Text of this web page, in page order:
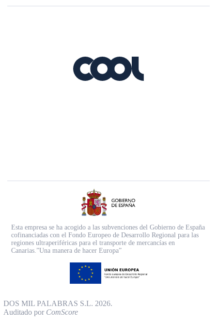
Esta empresa se ha acogido a las subvenciones del Gobierno de España
cofinanciadas con el Fondo Europeo de Desarrollo Regional para las
regiones ultraperiféricas para el transporte de mercancías en
Canarias.”Una manera de hacer Europa”
DOS MIL PALABRAS S.L. 2026.
Auditado por ComScore